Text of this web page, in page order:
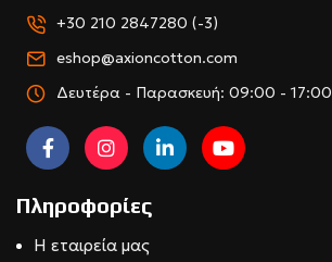
+30 210 2847280 (-3)
eshop@axioncotton.com
Δευτέρα - Παρασκευή: 09:00 - 17:00
Πληροφορίες
Η εταιρεία μας